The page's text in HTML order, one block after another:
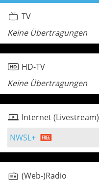
TV
Keine Übertragungen
HD-TV
Keine Übertragungen
Internet (Livestream)
NWSL+
(Web-)Radio